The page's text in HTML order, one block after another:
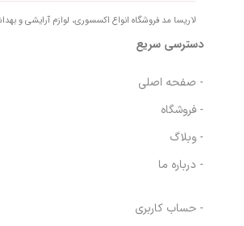
لاریسا مد فروشگاه انواع اکسسوری، لوازم آرایشی و
دسترسی سریع
- صفحه اصلی
- فروشگاه
- وبلاگ
- درباره ما
- حساب کاربری